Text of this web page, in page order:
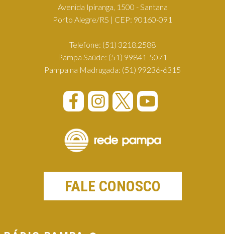
Avenida Ipiranga, 1500 - Santana
Porto Alegre/RS | CEP: 90160-091
Telefone: (51) 3218.2588
Pampa Saúde: (51) 99841-5071
Pampa na Madrugada: (51) 99236-6315
FALE CONOSCO